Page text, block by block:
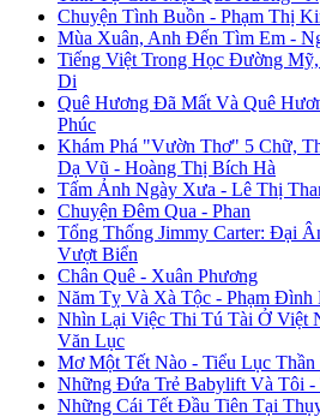
Chuyện Tình Buồn - Phạm Thị
Mùa Xuân, Anh Đến Tìm Em -
Tiếng Việt Trong Học Đường
Di
Quê Hương Đã Mất Và Quê
Phúc
Khám Phá "Vườn Thơ" 5 Chữ,
Dạ Vũ - Hoàng Thị Bích Hà
Tấm Ảnh Ngày Xưa - Lê Thị
Chuyện Đêm Qua - Phan
Tổng Thống Jimmy Carter: Đại
Vượt Biển
Chân Quê - Xuân Phương
Năm Tỵ Và Xà Tộc - Phạm Đình
Nhìn Lại Việc Thi Tú Tài Ở Việt
Văn Lục
Mơ Một Tết Nào - Tiểu Lục Thần
Những Đứa Trẻ Babylift Và Tôi -
Những Cái Tết Đầu Tiên Tại